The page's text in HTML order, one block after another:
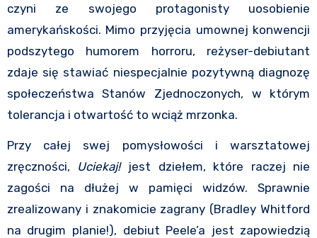
czyni ze swojego protagonisty uosobienie
amerykańskości. Mimo przyjęcia umownej konwencji
podszytego humorem horroru, reżyser-debiutant
zdaje się stawiać niespecjalnie pozytywną diagnozę
społeczeństwa Stanów Zjednoczonych, w którym
tolerancja i otwartość to wciąż mrzonka.
Przy całej swej pomysłowości i warsztatowej
zręczności, Uciekaj! jest dziełem, które raczej nie
zagości na dłużej w pamięci widzów. Sprawnie
zrealizowany i znakomicie zagrany (Bradley Whitford
na drugim planie!), debiut Peele’a jest zapowiedzią